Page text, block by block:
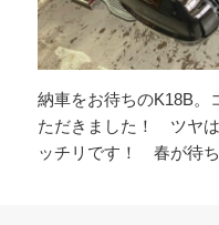
納車をお待ちのK18B。
ただきました！ ツヤ
ッチリです！ 春が待